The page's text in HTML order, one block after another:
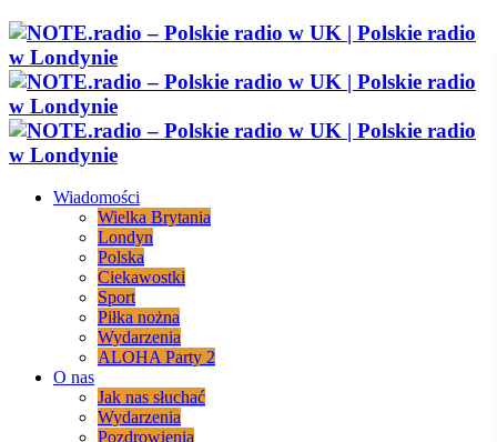
Wiadomości
Wielka Brytania
Londyn
Polska
Ciekawostki
Sport
Piłka nożna
Wydarzenia
ALOHA Party 2
O nas
Jak nas słuchać
Wydarzenia
Pozdrowienia